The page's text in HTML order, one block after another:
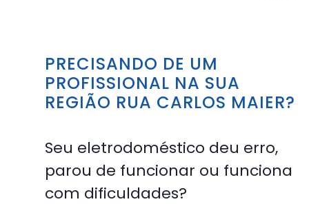
PRECISANDO DE UM
PROFISSIONAL NA SUA
REGIÃO RUA CARLOS MAIER?
Seu eletrodoméstico deu erro,
parou de funcionar ou funciona
com dificuldades?